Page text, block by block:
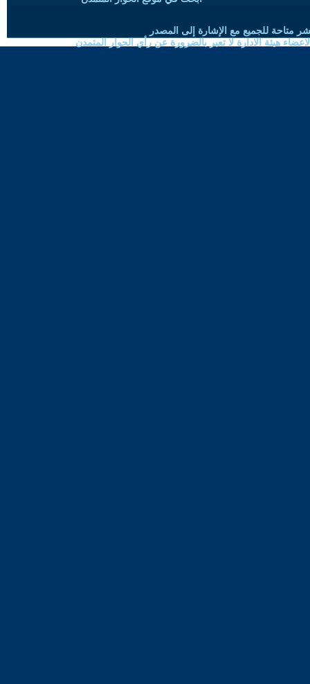
متاحة للجميع مع الإشارة إلى المصدر
هيئة الادارة لا تعبر بالضرورة عن رأي الحوار المتمدن